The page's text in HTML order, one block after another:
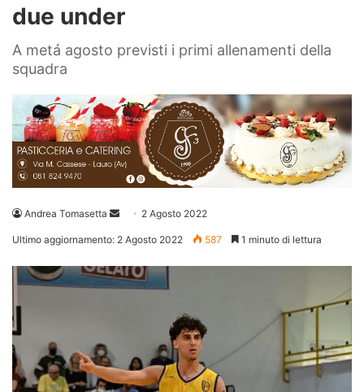
due under
A metá agosto previsti i primi allenamenti della
squadra
Andrea Tomasetta
Invia 2 Agosto 2022
Ultimo aggiornamento: 2 Agosto 2022 587 1 minuto di lettura